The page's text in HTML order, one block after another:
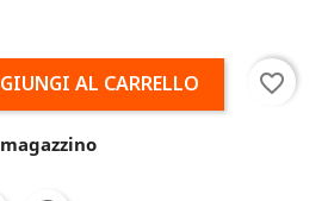
AL CARRELLO favorite_border